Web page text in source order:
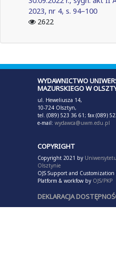
2023, nr 4, s. 94–100
2622
WYDAWNICTWO
MAZURSKIEGO W
ul. Heweliusza 14,
10-724 Olsztyn,
tel. (089) 523 36 61; fax (089)
e-mail: wydawca@uwm.edu.pl
COPYRIGHT
Copyright 2021 by
Olsztynie
OJS Support and Customization
Platform & workfow by OJS/PKP
DEKLARACJA